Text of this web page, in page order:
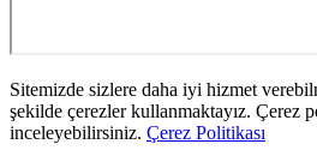
Sitemizde sizlere daha iyi hizmet
şekilde çerezler kullanmaktayız. Çerez
inceleyebilirsiniz. Çerez Politikası